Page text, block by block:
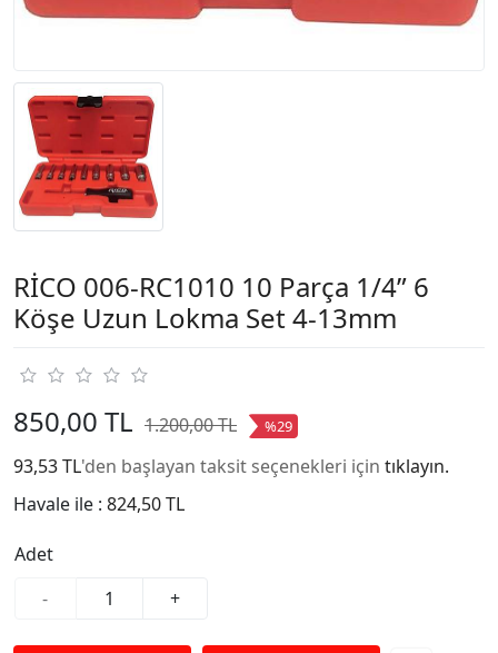
RİCO 006-RC1010 10 Parça 1/4” 6
Köşe Uzun Lokma Set 4-13mm
850,00 TL 1.200,00 TL %29
93,53 TL'den başlayan taksit seçenekleri için tıklayın.
Havale ile : 824,50 TL
Adet
-
+